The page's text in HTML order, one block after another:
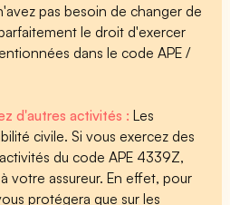
pas besoin de changer de
le droit d'exercer
dans le code APE /
d'autres activités :Les
civile. Si vous exercez des
du code APE 4339Z,
votre assureur. En effet, pour
protégera que sur les